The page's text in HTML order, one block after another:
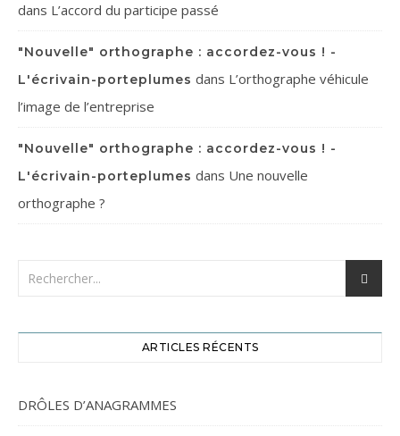
dans L’accord du participe passé
"Nouvelle" orthographe : accordez-vous ! -
L'écrivain-porteplumes dans L’orthographe véhicule
l’image de l’entreprise
"Nouvelle" orthographe : accordez-vous ! -
L'écrivain-porteplumes dans Une nouvelle
orthographe ?
ARTICLES RÉCENTS
DRÔLES D’ANAGRAMMES